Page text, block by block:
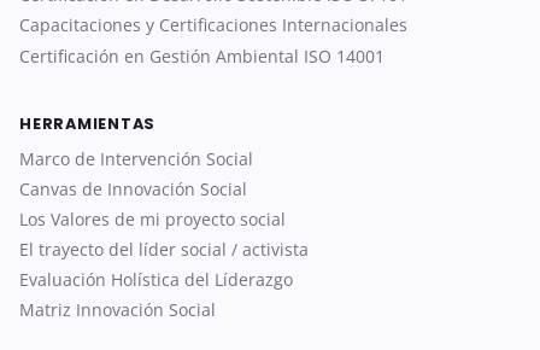
Capacitaciones y Certificaciones Internacionales
Certificación en Gestión Ambiental ISO 14001
HERRAMIENTAS
Marco de Intervención Social
Canvas de Innovación Social
Los Valores de mi proyecto social
El trayecto del líder social / activista
Evaluación Holística del Líderazgo
Matriz Innovación Social